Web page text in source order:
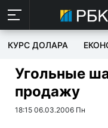
КУРС ДОЛАРА
Угольные
продажу
18:15 06.03.2006 Пн